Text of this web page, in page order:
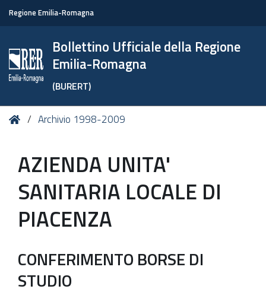
Regione Emilia-Romagna
Bollettino Ufficiale della Regione
Emilia-Romagna
(BURERT)
Tu HomeArchivio 1998-2009
AZIENDA UNITA'
SANITARIA LOCALE DI
PIACENZA
CONFERIMENTO BORSE DI
STUDIO